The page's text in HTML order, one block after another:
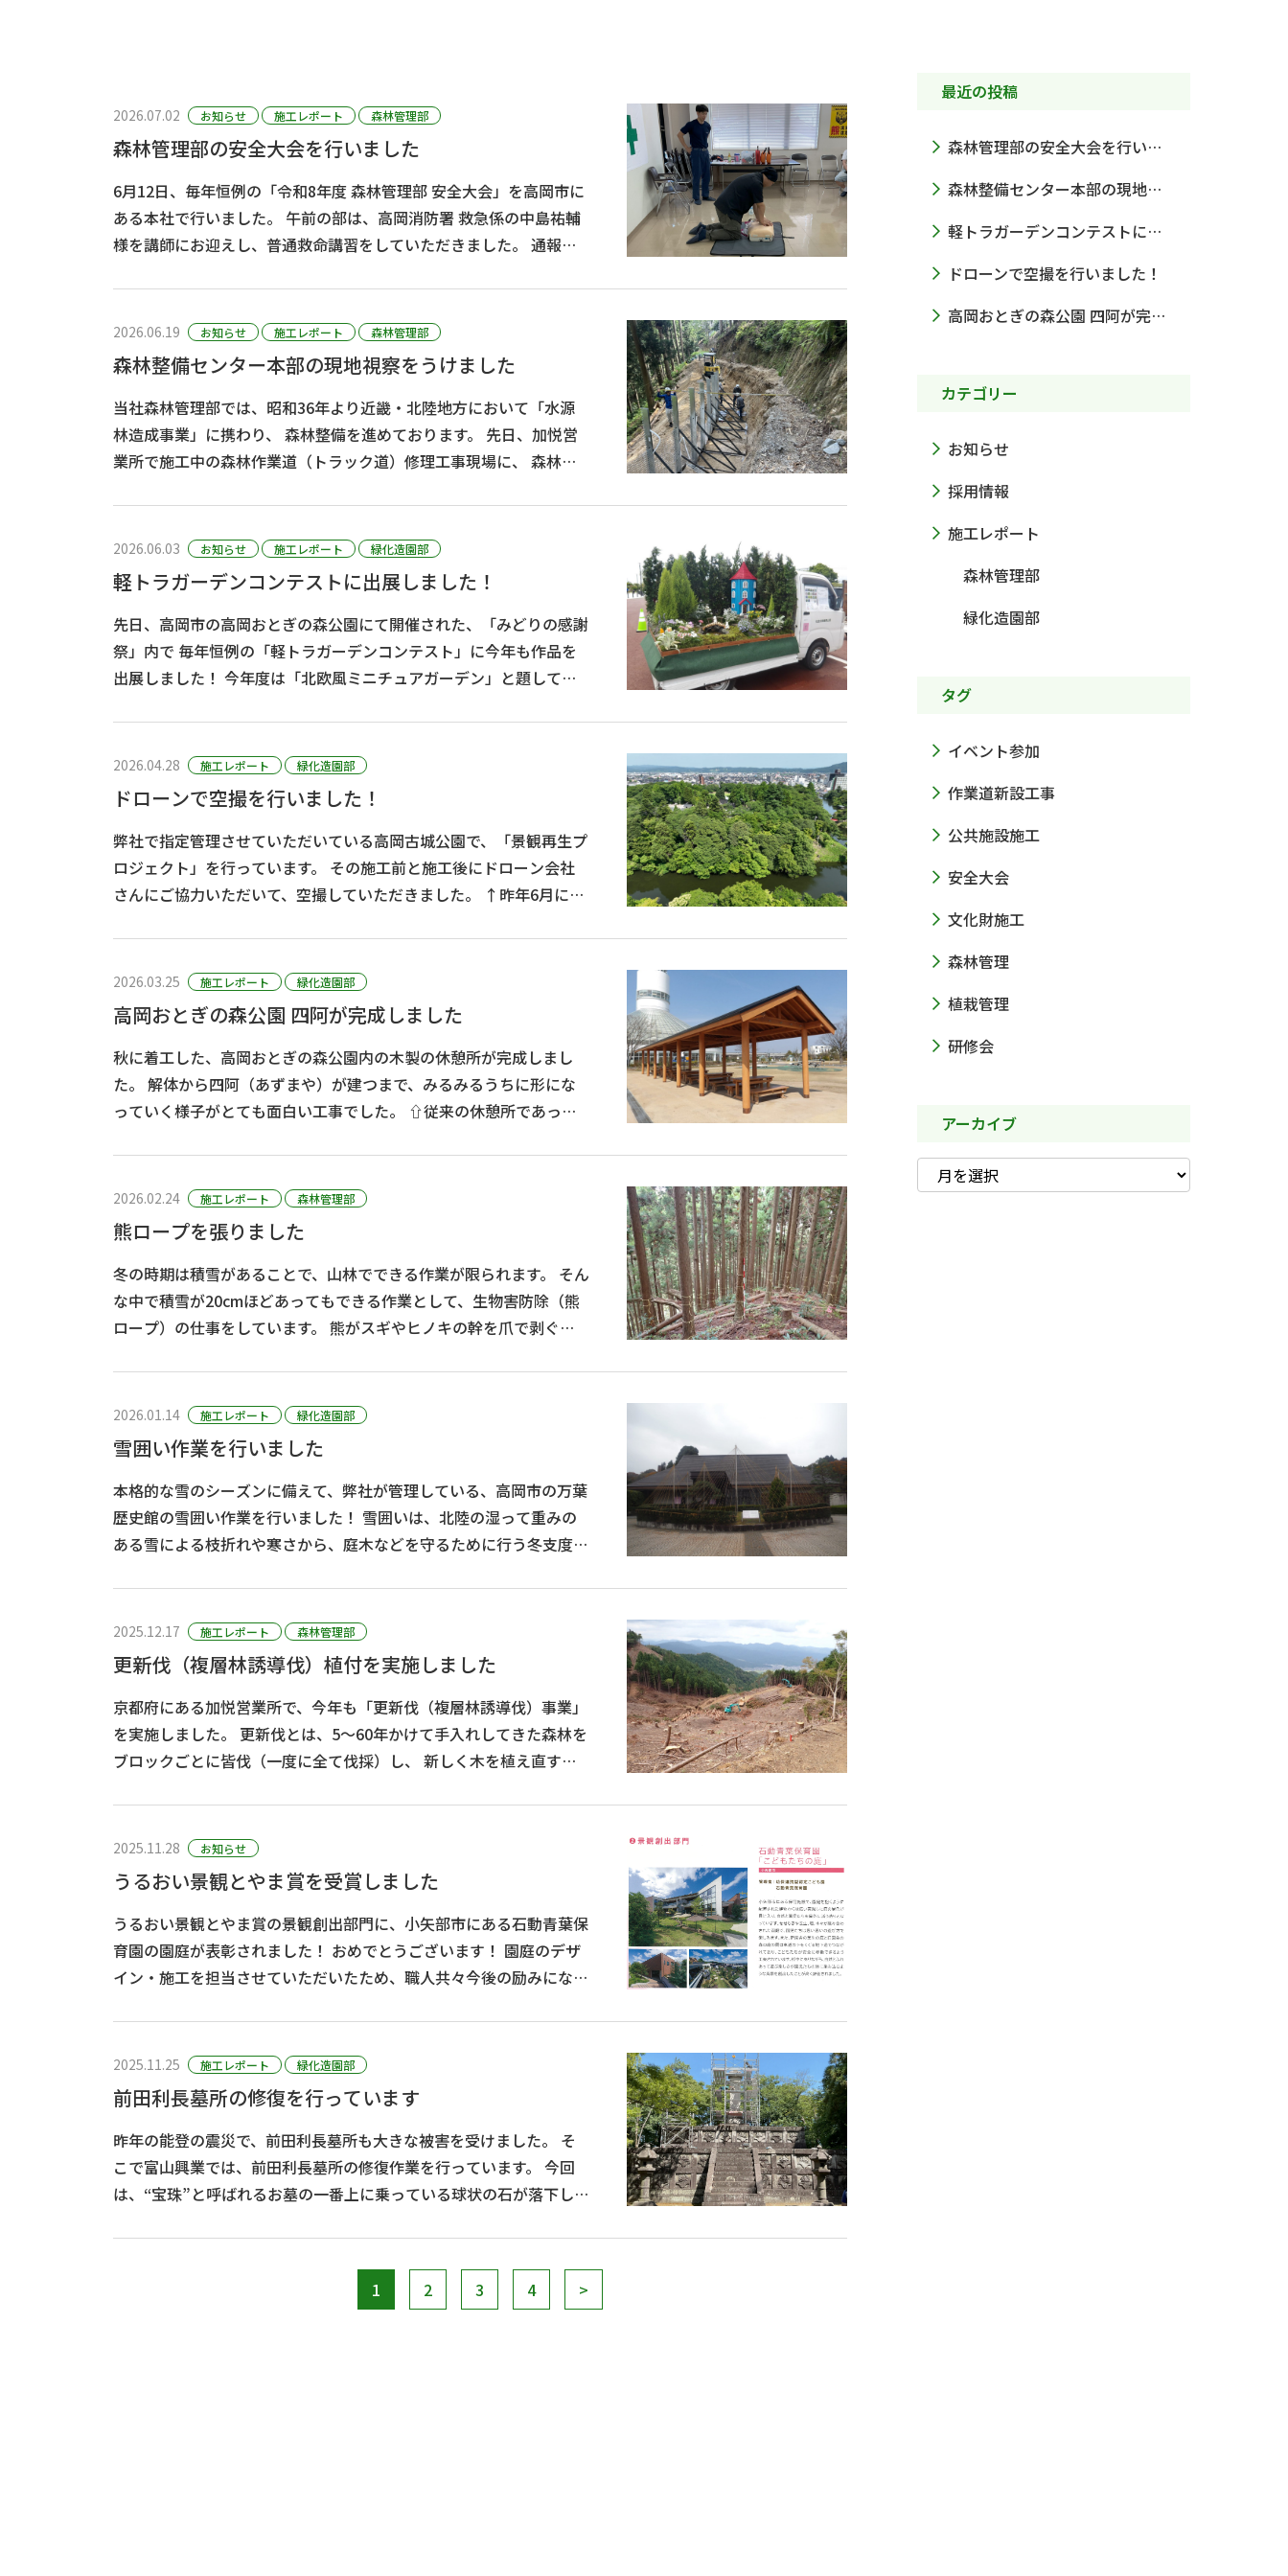
森林管理部の安全大会を行いました
2026.07.02 お知らせ 施工レポート 森林管理部
6月12日、毎年恒例の「令和8年度 森林管理部 安全大会」を高岡市に
ある本社で行いました。 午前の部は、高岡消防署 救急係の中島祐輔
様を講師にお迎えし、普通救命講習をしていただきました。 通報か
森林整備センター本部の現地視察をうけました
2026.06.19 お知らせ 施工レポート 森林管理部
当社森林管理部では、昭和36年より近畿・北陸地方において「水源
林造成事業」に携わり、 森林整備を進めております。 先日、加悦営
業所で施工中の森林作業道（トラック道）修理工事現場に、 森林整
軽トラガーデンコンテストに出展しました！
2026.06.03 お知らせ 施工レポート 緑化造園部
先日、高岡市の高岡おとぎの森公園にて開催された、「みどりの感謝
祭」内で 毎年恒例の「軽トラガーデンコンテスト」に今年も作品を
出展しました！ 今年度は「北欧風ミニチュアガーデン」と題して、
ドローンで空撮を行いました！
2026.04.28 施工レポート 緑化造園部
弊社で指定管理させていただいている高岡古城公園で、「景観再生プ
ロジェクト」を行っています。 その施工前と施工後にドローン会社
さんにご協力いただいて、空撮していただきました。 ↑昨年6月に撮
高岡おとぎの森公園 四阿が完成しました
2026.03.25 施工レポート 緑化造園部
秋に着工した、高岡おとぎの森公園内の木製の休憩所が完成しまし
た。 解体から四阿（あずまや）が建つまで、みるみるうちに形にな
っていく様子がとても面白い工事でした。 ⇧従来の休憩所であっ
熊ロープを張りました
2026.02.24 施工レポート 森林管理部
冬の時期は積雪があることで、山林でできる作業が限られます。 そん
な中で積雪が20cmほどあってもできる作業として、生物害防除（熊
ロープ）の仕事をしています。 熊がスギやヒノキの幹を爪で剥ぐ
雪囲い作業を行いました
2026.01.14 施工レポート 緑化造園部
本格的な雪のシーズンに備えて、弊社が管理している、高岡市の万葉
歴史館の雪囲い作業を行いました！ 雪囲いは、北陸の湿って重みの
ある雪による枝折れや寒さから、庭木などを守るために行う冬支度で
更新伐（複層林誘導伐）植付を実施しました
2025.12.17 施工レポート 森林管理部
京都府にある加悦営業所で、今年も「更新伐（複層林誘導伐）事業」
を実施しました。 更新伐とは、5～60年かけて手入れしてきた森林を
ブロックごとに皆伐（一度に全て伐採）し、 新しく木を植え直す仕
うるおい景観とやま賞を受賞しました
2025.11.28 お知らせ
うるおい景観とやま賞の景観創出部門に、小矢部市にある石動青葉保
育園の園庭が表彰されました！ おめでとうございます！ 園庭のデザ
イン・施工を担当させていただいたため、職人共々今後の励みになり
前田利長墓所の修復を行っています
2025.11.25 施工レポート 緑化造園部
昨年の能登の震災で、前田利長墓所も大きな被害を受けました。 そ
こで富山興業では、前田利長墓所の修復作業を行っています。 今回
は、“宝珠”と呼ばれるお墓の一番上に乗っている球状の石が落下した
1
2 3 4 >
最近の投稿
森林管理部の安全大会を行いました
森林整備センター本部の現地視察をうけました
軽トラガーデンコンテストに出展しました！
ドローンで空撮を行いました！
高岡おとぎの森公園 四阿が完成しました
カテゴリー
お知らせ
採用情報
施工レポート
森林管理部
緑化造園部
タグ
イベント参加
作業道新設工事
公共施設施工
安全大会
文化財施工
森林管理
植栽管理
研修会
アーカイブ